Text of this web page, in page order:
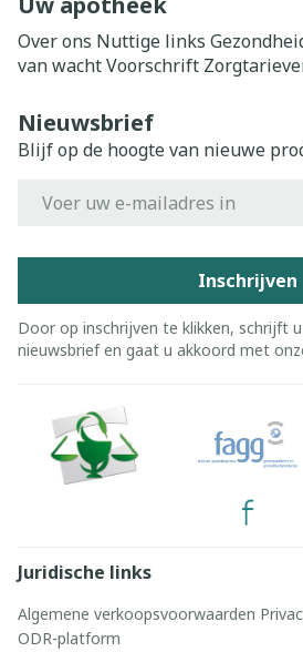
Over ons Nuttige links
van wachtVoorschrift
Nieuwsbrief
Blijf op de hoogte van nieuwe
Inschrijven
Door op inschrijven te klikken, schrijft
nieuwsbrief en gaat u akkoord met
Juridische links
Algemene verkoopsvoorwaarden
ODR-platform